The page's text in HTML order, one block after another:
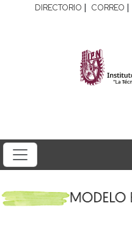
DIRECTORIO | CORREO |